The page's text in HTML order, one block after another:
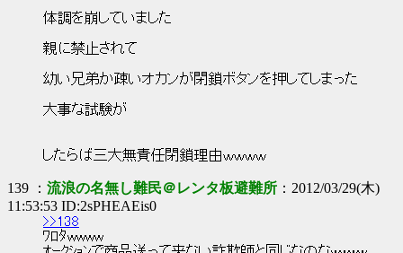
体調を崩していました
親に禁止されて
幼い兄弟か疎いオカンが閉鎖ボタンを押してしまった
大事な試験が
したらば三大無責任閉鎖理由ｗｗｗｗ
139 ： 流浪の名無し難民＠レンタ板避難所 ：2012/03/29(木)
11:53:53 ID:2sPHEAEis0
>>138
ﾜﾛﾀwwww